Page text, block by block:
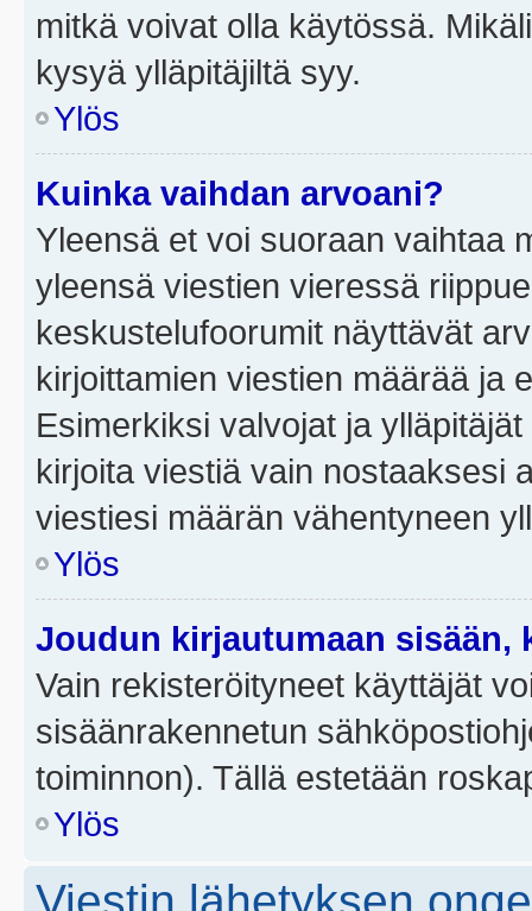
mitkä voivat olla käytössä.
kysyä ylläpitäjiltä syy.
Ylös
Kuinka vaihdan arvoani?
Yleensä et voi suoraan vaihtaa
yleensä viestien vieressä
keskustelufoorumit näyttävät
kirjoittamien viestien määrää ja
Esimerkiksi valvojat ja
kirjoita viestiä vain nostaaksesi
viestiesi määrän vähentyneen
Ylös
Joudun kirjautumaan sisään,
Vain rekisteröityneet käyttäjät
sisäänrakennetun
toiminnon). Tällä estetään
Ylös